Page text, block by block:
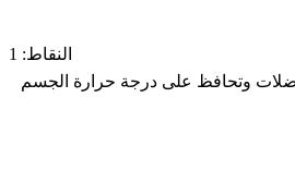
النقاط: 1
وتحافظ على درجة حرارة الجسم